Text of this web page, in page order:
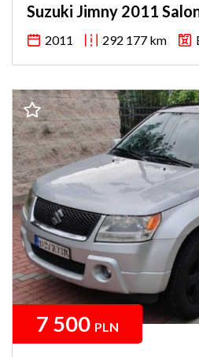
Suzuki Jimny 2011
2011 292 177 km
7 500 PLN